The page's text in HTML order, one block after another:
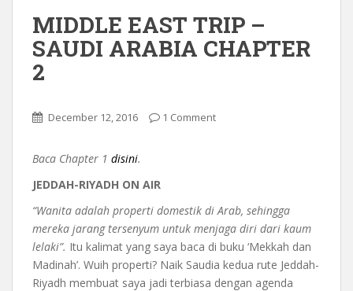
MIDDLE EAST TRIP –
SAUDI ARABIA CHAPTER
2
December 12, 2016 1 Comment
Baca Chapter 1 disini.
JEDDAH-RIYADH ON AIR
“Wanita adalah properti domestik di Arab, sehingga
mereka jarang tersenyum untuk menjaga diri dari kaum
lelaki”. Itu kalimat yang saya baca di buku ‘Mekkah dan
Madinah’. Wuih properti? Naik Saudia kedua rute Jeddah-
Riyadh membuat saya jadi terbiasa dengan agenda